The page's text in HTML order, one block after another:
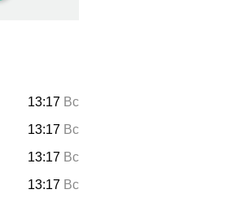
13:17 Вс
13:17 Вс
13:17 Вс
13:17 Вс